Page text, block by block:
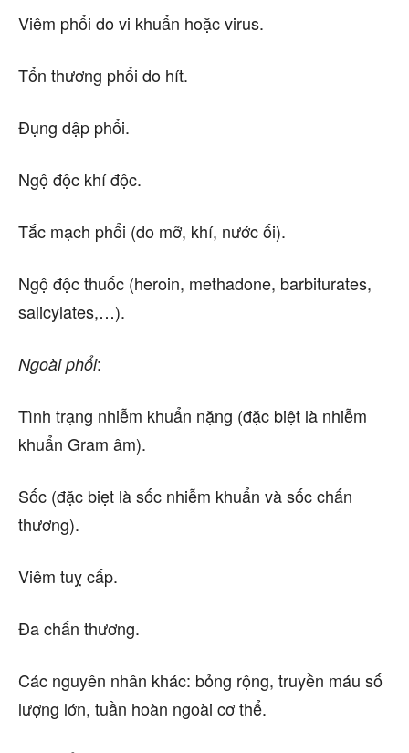
Viêm phổi do vi khuẩn hoặc virus.
Tổn thương phổi do hít.
Đụng dập phổi.
Ngộ độc khí độc.
Tắc mạch phổi (do mỡ, khí, nước ối).
Ngộ độc thuốc (heroin, methadone, barbiturates,
salicylates,…).
Ngoài phổi:
Tình trạng nhiễm khuẩn nặng (đặc biệt là nhiễm
khuẩn Gram âm).
Sốc (đặc biẹt là sốc nhiễm khuẩn và sốc chấn
thương).
Viêm tuỵ cấp.
Đa chấn thương.
Các nguyên nhân khác: bỏng rộng, truyền máu số
lượng lớn, tuần hoàn ngoài cơ thể.